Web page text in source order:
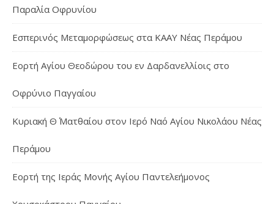
Παραλία Οφρυνίου
Εσπερινός Μεταμορφώσεως στα ΚΑΑΥ Νέας Περάμου
Εορτή Αγίου Θεοδώρου του εν Δαρδανελλίοις στο
Οφρύνιο Παγγαίου
Κυριακή Θ΄ Ματθαίου στον Ιερό Ναό Αγίου Νικολάου Νέας
Περάμου
Εορτή της Ιεράς Μονής Αγίου Παντελεήμονος